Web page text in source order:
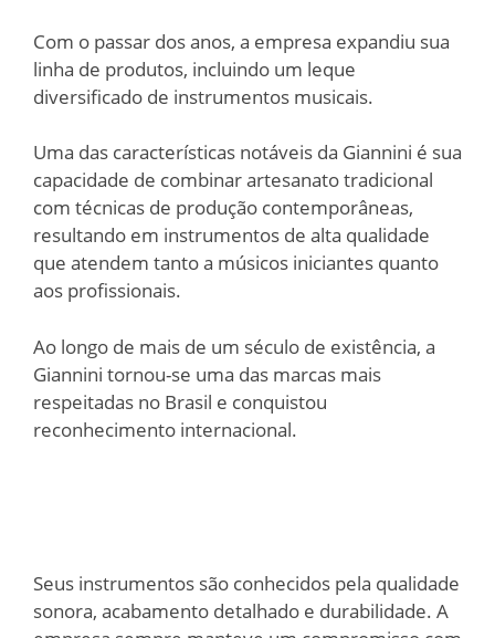
Com o passar dos anos, a empresa expandiu sua
linha de produtos, incluindo um leque
diversificado de instrumentos musicais.
Uma das características notáveis da Giannini é sua
capacidade de combinar artesanato tradicional
com técnicas de produção contemporâneas,
resultando em instrumentos de alta qualidade
que atendem tanto a músicos iniciantes quanto
aos profissionais.
Ao longo de mais de um século de existência, a
Giannini tornou-se uma das marcas mais
respeitadas no Brasil e conquistou
reconhecimento internacional.
Seus instrumentos são conhecidos pela qualidade
sonora, acabamento detalhado e durabilidade. A